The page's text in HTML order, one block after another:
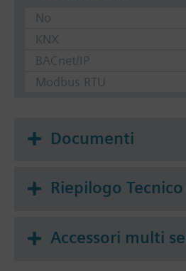
No
KNX
BACnet/IP
Modbus RTU
Documenti
Riepilogo Tecnico
Accessori multi